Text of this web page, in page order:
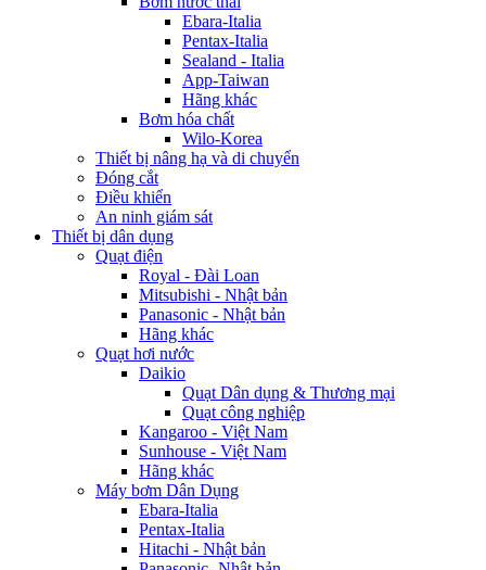
Ebara-Italia
Pentax-Italia
Sealand - Italia
App-Taiwan
Hãng khác
Bơm hóa chất
Wilo-Korea
Thiết bị nâng hạ và di chuyển
Đóng cắt
Điều khiển
An ninh giám sát
Thiết bị dân dụng
Quạt điện
Royal - Đài Loan
Mitsubishi - Nhật bản
Panasonic - Nhật bản
Hãng khác
Quạt hơi nước
Daikio
Quạt Dân dụng & Thương mại
Quạt công nghiệp
Kangaroo - Việt Nam
Sunhouse - Việt Nam
Hãng khác
Máy bơm Dân Dụng
Ebara-Italia
Pentax-Italia
Hitachi - Nhật bản